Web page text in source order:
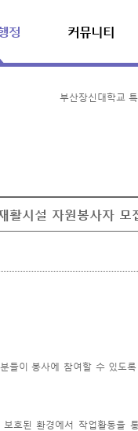
정 커뮤니티
부산장신대학교
활시설 자원봉사자 모
들이 봉사에 참여할 수 있도
호된 환경에서 작업활동을